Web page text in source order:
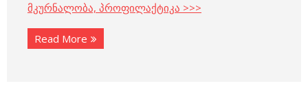
მკურნალობა, პროფილაქტიკა >>>
Read More